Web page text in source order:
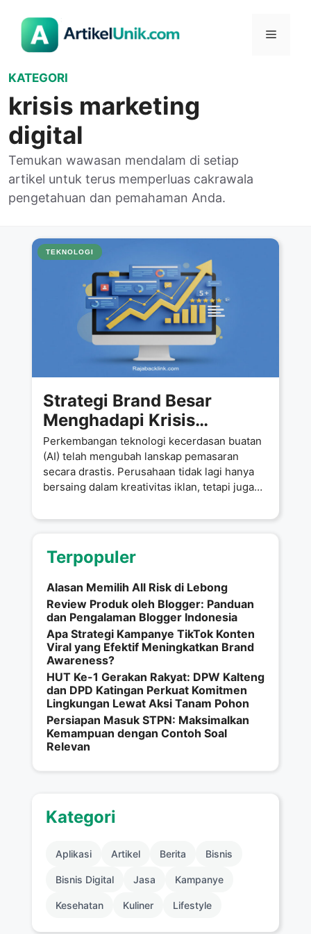
Menu
KATEGORI
krisis marketing
digital
Temukan wawasan mendalam di setiap
artikel untuk terus memperluas cakrawala
pengetahuan dan pemahaman Anda.
TEKNOLOGI
Strategi Brand Besar
Menghadapi Krisis
Marketing Digital di Era
Kecerdasan Buatan
Perkembangan teknologi kecerdasan buatan
(AI) telah mengubah lanskap pemasaran
secara drastis. Perusahaan tidak lagi hanya
bersaing dalam kreativitas iklan, tetapi juga
Terpopuler
Alasan Memilih All Risk di Lebong
Review Produk oleh Blogger: Panduan
dan Pengalaman Blogger Indonesia
Apa Strategi Kampanye TikTok Konten
Viral yang Efektif Meningkatkan Brand
Awareness?
HUT Ke-1 Gerakan Rakyat: DPW Kalteng
dan DPD Katingan Perkuat Komitmen
Lingkungan Lewat Aksi Tanam Pohon
Persiapan Masuk STPN: Maksimalkan
Kemampuan dengan Contoh Soal
Relevan
Kategori
Aplikasi Artikel Berita Bisnis
Bisnis Digital Jasa Kampanye
Kesehatan Kuliner Lifestyle